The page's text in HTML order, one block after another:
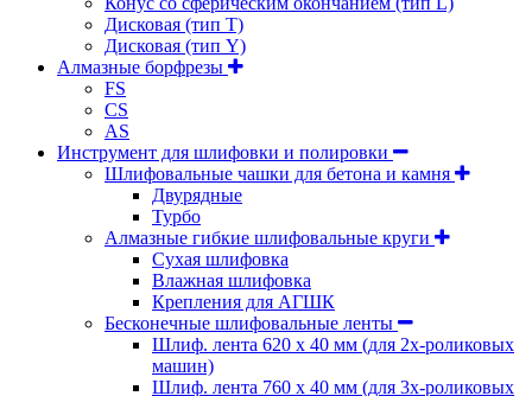
Дисковая (тип Т)
Дисковая (тип Y)
Алмазные борфрезы
FS
CS
AS
Инструмент для шлифовки и полировки
Шлифовальные чашки для бетона и камня
Двурядные
Турбо
Алмазные гибкие шлифовальные круги
Cухая шлифовка
Влажная шлифовка
Крепления для АГШК
Бесконечные шлифовальные ленты
Шлиф. лента 620 х 40 мм (для 2х-роликовых
машин)
Шлиф. лента 760 х 40 мм (для 3х-роликовых